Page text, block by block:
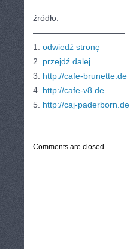
źródło:
———————————
1. odwiedź stronę
2. przejdź dalej
3. http://cafe-brunette.de
4. http://cafe-v8.de
5. http://caj-paderborn.de
Comments are closed.